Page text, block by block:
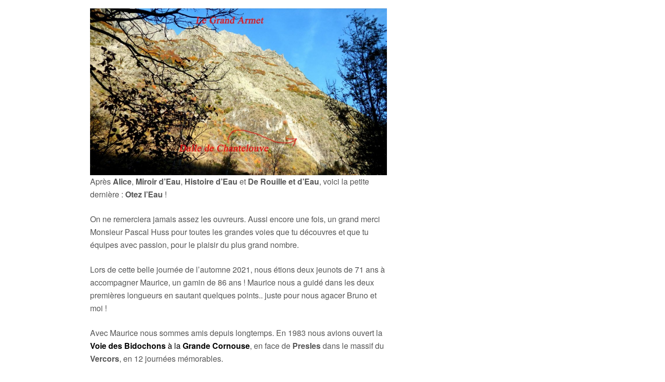
AprèsAlice, Miroir d’Eau, Histoire d’Eau et De Rouille et d’Eau, voici la petite
dernière : Otez l’Eau !
On ne remerciera jamais assez les ouvreurs. Aussi encore une fois, un grand merci
Monsieur Pascal Huss pour toutes les grandes voies que tu découvres et que tu
équipes avec passion, pour le plaisir du plus grand nombre.
Lors de cette belle journée de l’automne 2021, nous étions deux jeunots de 71 ans à
accompagner Maurice, un gamin de 86 ans ! Maurice nous a guidé dans les deux
premières longueurs en sautant quelques points.. juste pour nous agacer Bruno et
moi !
Avec Maurice nous sommes amis depuis longtemps. En 1983 nous avions ouvert la
Voie des Bidochonsà laGrande Cornouse, en face de Preslesdans le massif du
Vercors, en 12 journées mémorables.